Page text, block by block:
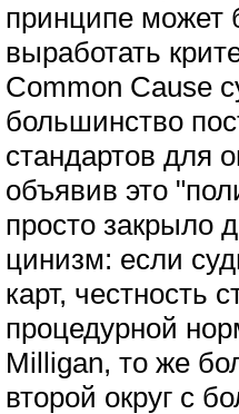
принципе может
выработать
Common Cause
большинство
стандартов для
объявив это
просто закрыло
цинизм: если
карт, честность
процедурной
Milligan, то же
второй округ с